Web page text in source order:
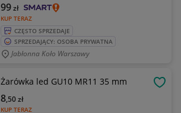
KUP TERAZ
99zł
CZĘSTO SPRZEDAJE
SPRZEDAJĄCY: OSOBA PRYWATNA
Jabłonna Koło Warszawy
Żarówka led GU10 MR11 35 mm
KUP TERAZ
8,50zł